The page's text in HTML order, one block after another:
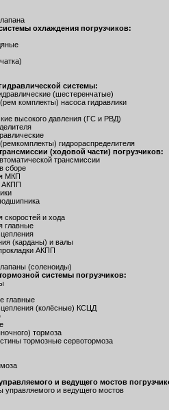
охлаждения погрузчиков:
системы:
(шестеренчатые)
комплекты) насоса гидравлики
высокого давления (ГС и РВД)
гидрораспределителя
(ходовой части) погрузчиков:
трансмиссии
сборе
МКП
АКПП
скоростей и хода
главные
(карданы) и валы
АКПП
(соленоиды)
системы погрузчиков:
главные
(колёсные) КСЦД
тормоза
тормозные сервотормоза
и ведущего мостов
управляемого и ведущего мостов